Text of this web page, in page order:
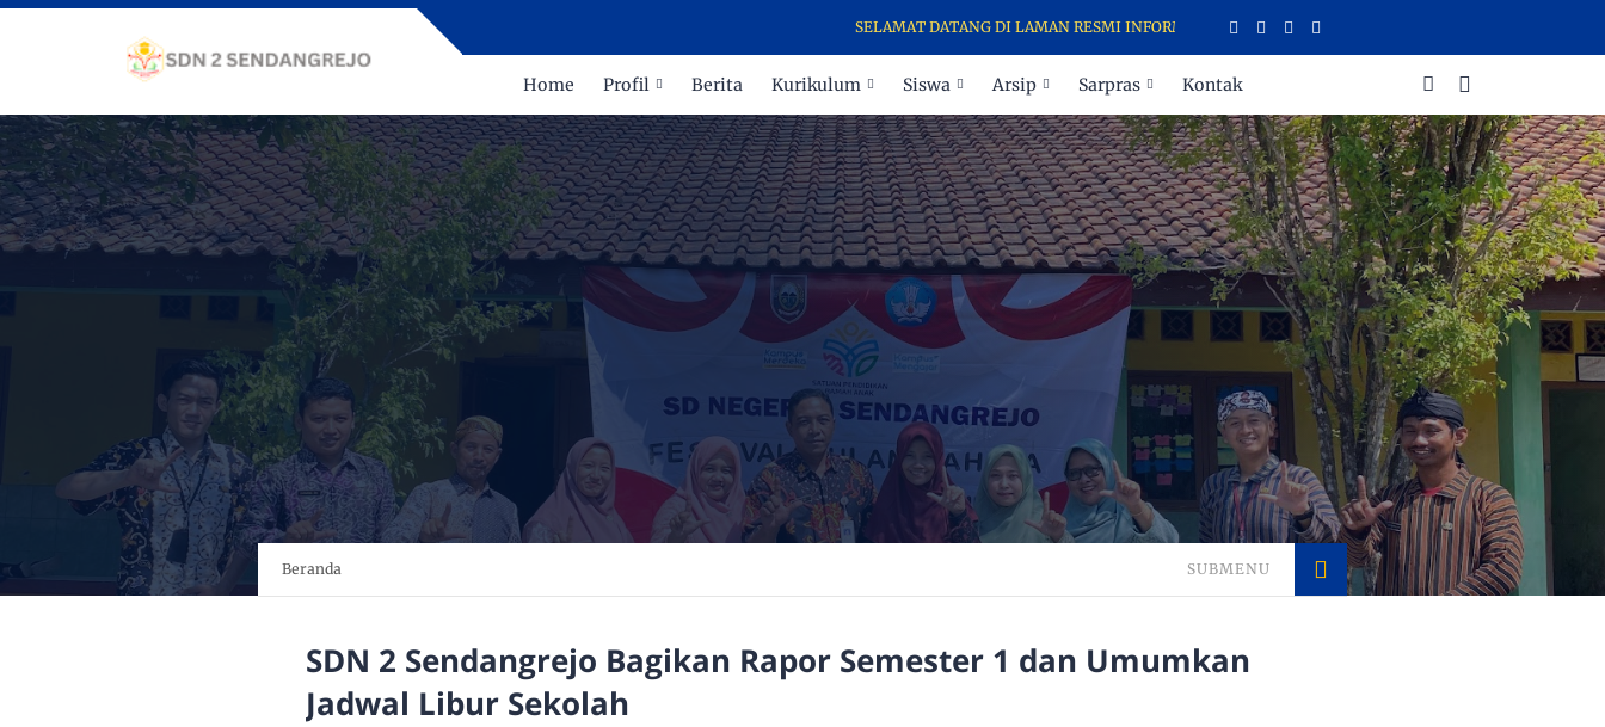
SELAMAT DATANG DI LAMAN RESMI INFORMASI SEKOLAH (LARIS) SD NEGERI 2 SENDANGREJO
Home Profil Berita Kurikulum Siswa Arsip Sarpras Kontak
Beranda SUBMENU
SDN 2 Sendangrejo Bagikan Rapor Semester 1 dan Umumkan
Jadwal Libur Sekolah